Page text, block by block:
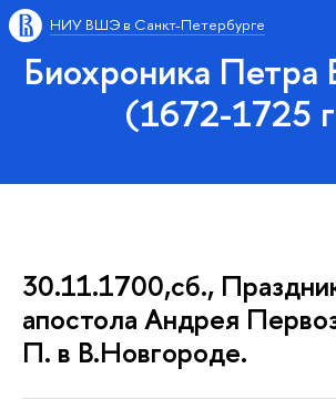
НИУ ВШЭ в Санкт-Петербурге
Биохроника Петра
(1672-1725
30.11.1700,сб.,
апостола Андрея
П. в В.Новгороде.